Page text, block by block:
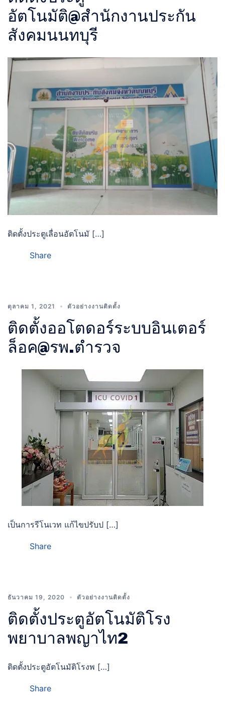
อัตโนมัติ@สำนักงานประกัน
สังคมนนทบุรี
ติดตั้งประตูเลื่อนอัตโนมั […]
Share
ตุลาคม 1, 2021 ตัวอย่างงานติดตั้ง
ติดตั้งออโตดอร์ระบบอินเตอร์
ล็อค@รพ.ตำรวจ
เป็นการรีโนเวท แก้ไขปรับป […]
Share
ธันวาคม 19, 2020 ตัวอย่างงานติดตั้ง
ติดตั้งประตูอัตโนมัติโรง
พยาบาลพญาไท2
ติดตั้งประตูอัตโนมัติโรงพ […]
Share